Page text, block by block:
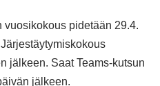
vuosikokous pidetään 29.4.
jälkeen. Saat Teams-kutsun
jälkeen.